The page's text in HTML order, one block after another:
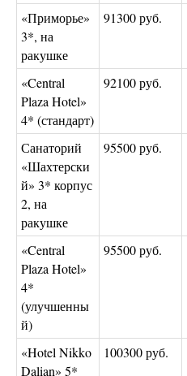
«Приморье»
3*, на
ракушке
91300 руб.
«Central
Plaza Hotel»
4* (стандарт)
92100 руб.
Санаторий
«Шахтерски
й» 3* корпус
2, на
ракушке
95500 руб.
«Central
Plaza Hotel»
4*
(улучшенны
й)
95500 руб.
«Hotel Nikko
Dalian» 5*
100300 руб.